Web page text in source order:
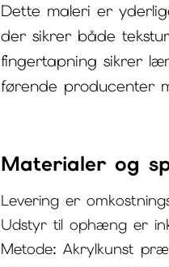
Dette maleri er
der sikrer både
fingertapning sikrer
førende producenter
Materialer og
Levering er
Udstyr til ophæng er
Metode: Akrylkunst